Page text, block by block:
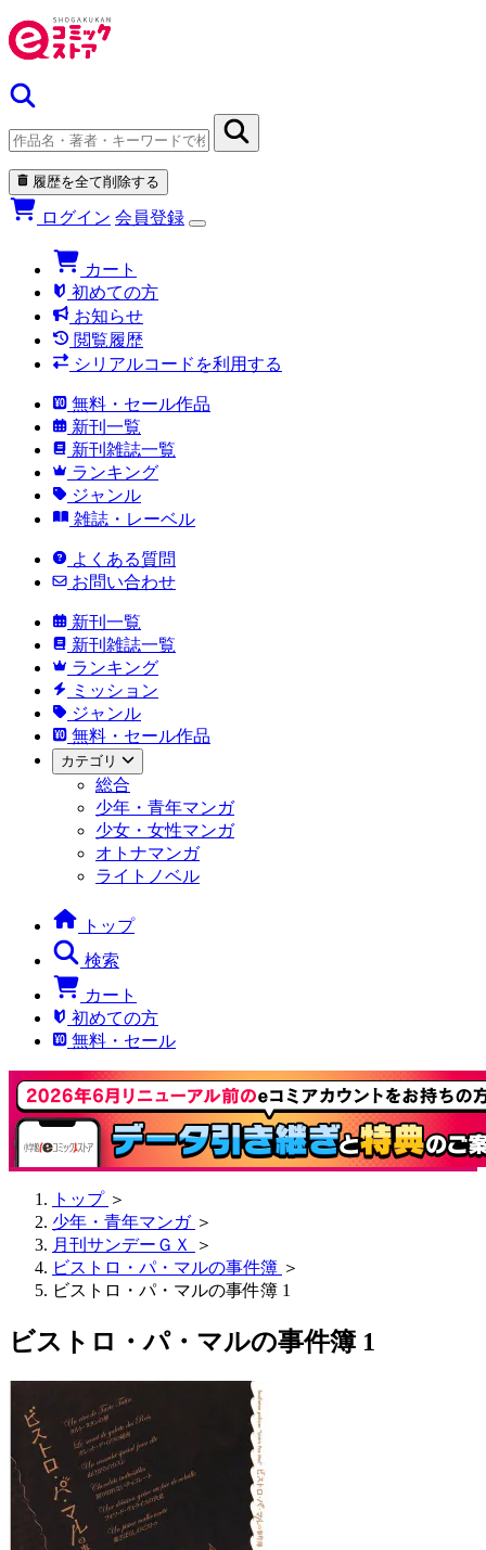
履歴を全て削除する
ログイン 会員登録
カート
初めての方
お知らせ
閲覧履歴
シリアルコードを利用する
無料・セール作品
新刊一覧
新刊雑誌一覧
ランキング
ジャンル
雑誌・レーベル
よくある質問
お問い合わせ
新刊一覧
新刊雑誌一覧
ランキング
ミッション
ジャンル
無料・セール作品
カテゴリ
総合
少年・青年マンガ
少女・女性マンガ
オトナマンガ
ライトノベル
トップ
検索
カート
初めての方
無料・セール
トップ ＞
少年・青年マンガ ＞
月刊サンデーＧＸ
＞
ビストロ・パ・マルの事件簿 ＞
ビストロ・パ・マルの事件簿 1
ビストロ・パ・マルの事件簿 1